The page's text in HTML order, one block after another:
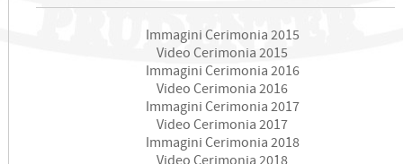
Immagini Cerimonia 2015
Video Cerimonia 2015
Immagini Cerimonia 2016
Video Cerimonia 2016
Immagini Cerimonia 2017
Video Cerimonia 2017
Immagini Cerimonia 2018
Video Cerimonia 2018